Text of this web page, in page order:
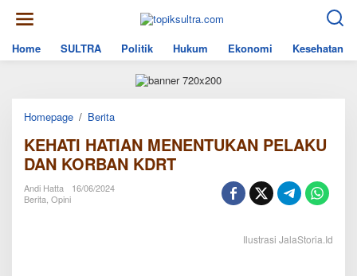
content
Home
SULTRA Politik Hukum Ekonomi Kesehatan
Homepage / BeritaKEHATI
MENENTUKAN
PELAKU
DAN
KDRT
KEHATI HATIAN MENENTUKAN PELAKU
DAN KORBAN KDRT
Andi Hatta
16/06/2024
Berita Opini
Ilustrasi JalaStoria.Id